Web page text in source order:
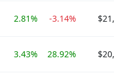
2.81% -3.14%
3.43% 28.92%